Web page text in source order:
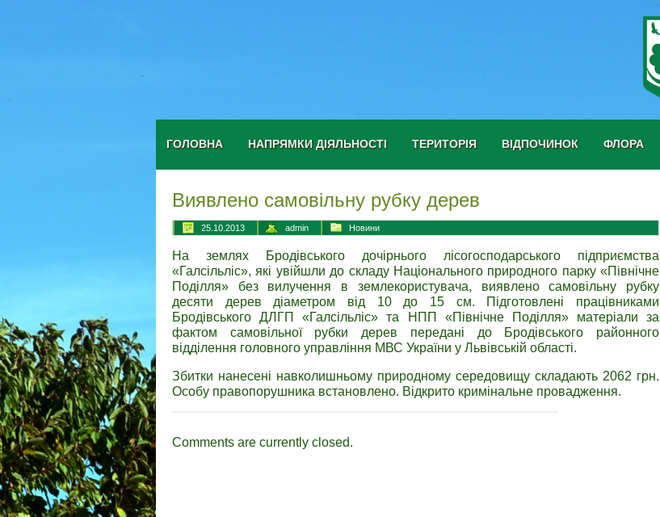
ГОЛОВНА НАПРЯМКИ ДІЯЛЬНОСТІ ТЕРИТОРІЯ ВІДПОЧИНОК ФЛОРА
Виявлено самовільну рубку дерев
25.10.2013 admin Новини
На землях Бродівського дочірнього лісогосподарського підприємства
«Галсільліс», які увійшли до складу Національного природного парку «Північне
Поділля» без вилучення в землекористувача, виявлено самовільну рубку
десяти дерев діаметром від 10 до 15 см. Підготовлені працівниками
Бродівського ДЛГП «Галсільліс» та НПП «Північне Поділля» матеріали за
фактом самовільної рубки дерев передані до Бродівського районного
відділення головного управління МВС України у Львівській області.
Збитки нанесені навколишньому природному середовищу складають 2062 грн.
Особу правопорушника встановлено. Відкрито кримінальне провадження.
Comments are currently closed.